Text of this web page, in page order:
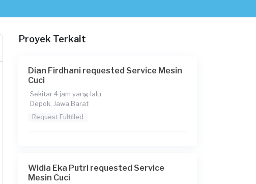
Proyek Terkait
Dian Firdhani requested Service Mesin
Cuci
Sekitar 4 jam yang lalu
Depok, Jawa Barat
Request Fulfilled
Widia Eka Putri requested Service
Mesin Cuci